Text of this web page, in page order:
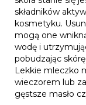
składników
kosmetyku.
mogą one
wodę i
pobudzając
Lekkie mleczko
wieczorem lub
gęstsze masło